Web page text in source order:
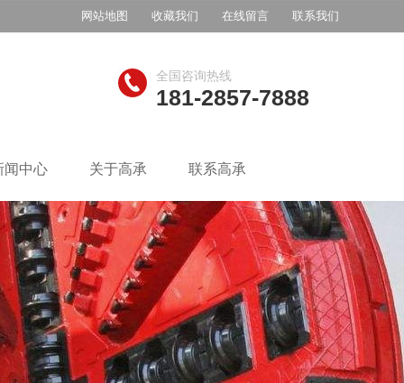
网站地图 收藏我们 在线留言 联系我们
全国咨询热线
181-2857-7888
闻中心 关于高承 联系高承